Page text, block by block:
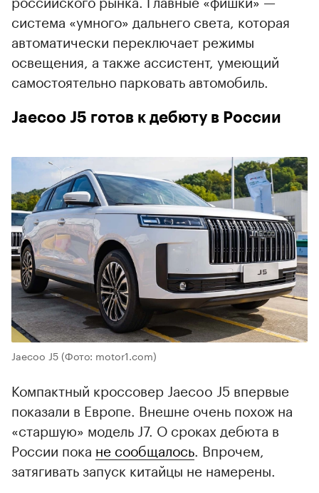
система «умного» дальнего света, которая
автоматически переключает режимы
освещения, а также ассистент, умеющий
самостоятельно парковать автомобиль.
Jaecoo J5 готов к дебюту в России
Jaecoo J5(Фото: motor1.com)
Компактный кроссовер Jaecoo J5 впервые
показали в Европе. Внешне очень похож на
«старшую» модель J7. О сроках дебюта в
России пока не сообщалось . Впрочем,
затягивать запуск китайцы не намерены.